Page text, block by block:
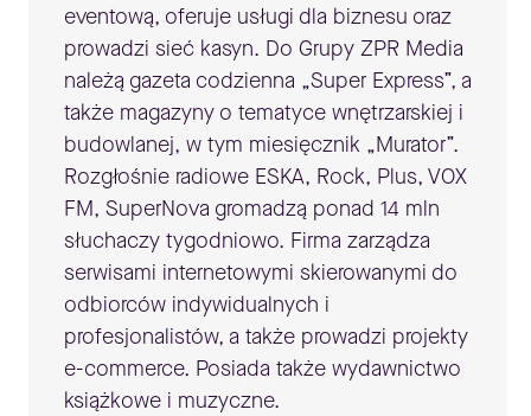
eventową, oferuje usługi dla biznesu oraz
prowadzi sieć kasyn. Do Grupy ZPR Media
należą gazeta codzienna „Super Express”, a
także magazyny o tematyce wnętrzarskiej i
budowlanej, w tym miesięcznik „Murator”.
Rozgłośnie radiowe ESKA, Rock, Plus, VOX
FM, SuperNova gromadzą ponad 14 mln
słuchaczy tygodniowo. Firma zarządza
serwisami internetowymi skierowanymi do
odbiorców indywidualnych i
profesjonalistów, a także prowadzi projekty
e-commerce. Posiada także wydawnictwo
książkowe i muzyczne.